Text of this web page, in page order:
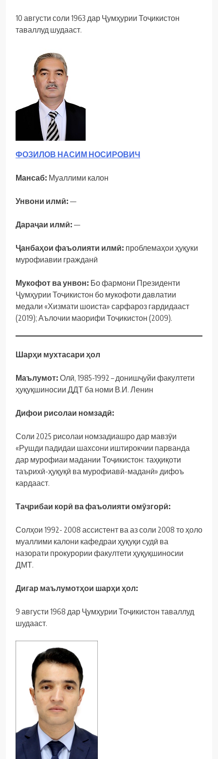
10 августи соли 1963 дар Ҷумҳурии Тоҷикистон
таваллуд шудааст.
ФОЗИЛОВ НАСИМ НОСИРОВИЧ
Мансаб: Муаллими калон
Унвони илмӣ: —
Дараҷаи илмӣ: —
Ҷанбаҳои фаъолияти илмӣ: проблемаҳои ҳуқуки
мурофиавии гражданӣ
Мукофот ва унвон: Бо фармони Президенти
Ҷумҳурии Тоҷикистон бо мукофоти давлатии
медали «Хизмати шоиста» сарфароз гардидааст
(2019); Аълочии маорифи Тоҷикистон (2009).
Шарҳи мухтасари ҳол
Маълумот: Олӣ, 1985-1992 – донишҷуйи факултети
ҳуқуқшиносии ДДТ ба номи В.И. Ленин
Дифои рисолаи номзадӣ:
Соли 2025 рисолаи номзадиашро дар мавзӯи
«Рушди падидаи шахсони иштирокчии парванда
дар мурофиаи мадании Тоҷикистон: таҳқиқоти
таърихӣ-ҳуқуқӣ ва мурофиавӣ-маданӣ» дифоъ
кардааст.
Таҷрибаи корӣ ва фаъолияти омӯзгорӣ:
Солҳои 1992- 2008 ассистент ва аз соли 2008 то ҳоло
муаллими калони кафедраи ҳуқуқи судӣ ва
назорати прокурории факултети ҳуқуқшиносии
ДМТ.
Дигар маълумотҳои шарҳи ҳол:
9 августи 1968 дар Ҷумҳурии Тоҷикистон таваллуд
шудааст.